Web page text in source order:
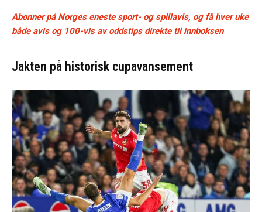
Abonner på Norges eneste sport- og spillavis, og få hver uke
både avis og 100-vis av oddstips direkte til innboksen
Jakten på historisk cupavansement